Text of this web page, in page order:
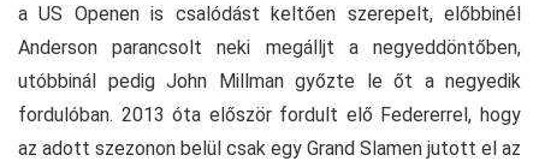
a US Openen is csalódást keltően szerepelt, előbbinél
Anderson parancsolt neki megálljt a negyeddöntőben,
utóbbinál pedig John Millman győzte le őt a negyedik
fordulóban. 2013 óta először fordult elő Federerrel, hogy
az adott szezonon belül csak egy Grand Slamen jutott el az